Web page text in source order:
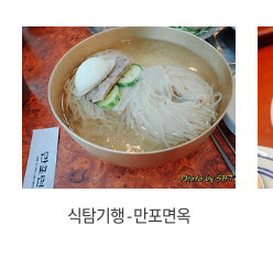
식탐기행 - 만포면옥